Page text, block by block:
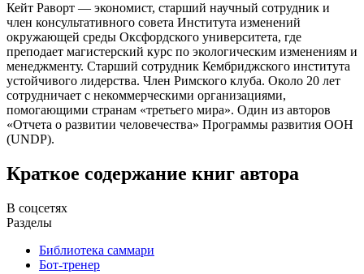
Кейт Раворт — экономист, старший научный сотрудник и
член консультативного совета Института изменений
окружающей среды Оксфордского университета, где
преподает магистерский курс по экологическим изменениям и
менеджменту. Старший сотрудник Кембриджского института
устойчивого лидерства. Член Римского клуба. Около 20 лет
сотрудничает с некоммерческими организациями,
помогающими странам «третьего мира». Один из авторов
«Отчета о развитии человечества» Программы развития ООН
(UNDP).
Краткое содержание книг автора
В соцсетях
Разделы
Библиотека саммари
Бот-тренер